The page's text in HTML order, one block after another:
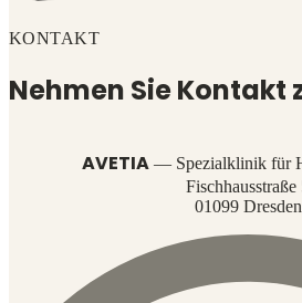
KONTAKT
Nehmen Sie Kontakt
AVETIA — Spezialklinik für
Fischhausstraße
01099 Dresden